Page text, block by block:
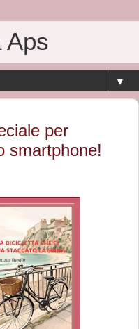
Aps
▼
per
smartphone!